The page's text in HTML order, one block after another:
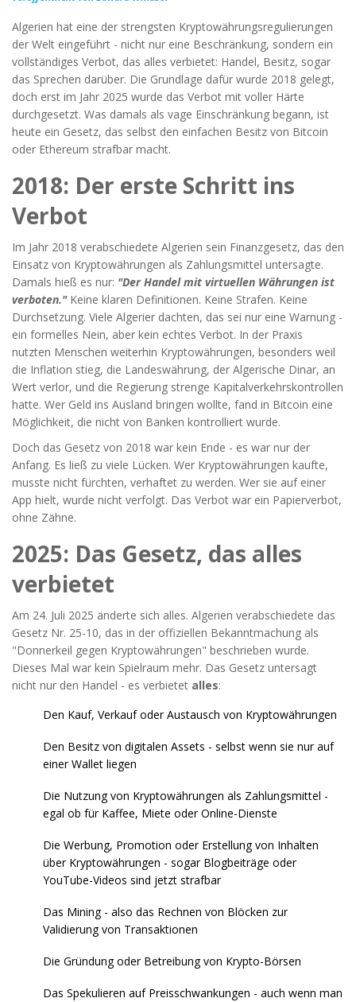
Algerien hat eine der strengsten Kryptowährungsregulierungen
der Welt eingeführt - nicht nur eine Beschränkung, sondern ein
vollständiges Verbot, das alles verbietet: Handel, Besitz, sogar
das Sprechen darüber. Die Grundlage dafür wurde 2018 gelegt,
doch erst im Jahr 2025 wurde das Verbot mit voller Härte
durchgesetzt. Was damals als vage Einschränkung begann, ist
heute ein Gesetz, das selbst den einfachen Besitz von Bitcoin
oder Ethereum strafbar macht.
2018: Der erste Schritt ins
Verbot
Im Jahr 2018 verabschiedete Algerien sein Finanzgesetz, das den
Einsatz von Kryptowährungen als Zahlungsmittel untersagte.
Damals hieß es nur: "Der Handel mit virtuellen Währungen ist
verboten."Keine klaren Definitionen. Keine Strafen. Keine
Durchsetzung. Viele Algerier dachten, das sei nur eine Warnung -
ein formelles Nein, aber kein echtes Verbot. In der Praxis
nutzten Menschen weiterhin Kryptowährungen, besonders weil
die Inflation stieg, die Landeswährung, der Algerische Dinar, an
Wert verlor, und die Regierung strenge Kapitalverkehrskontrollen
hatte. Wer Geld ins Ausland bringen wollte, fand in Bitcoin eine
Möglichkeit, die nicht von Banken kontrolliert wurde.
Doch das Gesetz von 2018 war kein Ende - es war nur der
Anfang. Es ließ zu viele Lücken. Wer Kryptowährungen kaufte,
musste nicht fürchten, verhaftet zu werden. Wer sie auf einer
App hielt, wurde nicht verfolgt. Das Verbot war ein Papierverbot,
ohne Zähne.
2025: Das Gesetz, das alles
verbietet
Am 24. Juli 2025 änderte sich alles. Algerien verabschiedete das
Gesetz Nr. 25-10, das in der offiziellen Bekanntmachung als
"Donnerkeil gegen Kryptowährungen" beschrieben wurde.
Dieses Mal war kein Spielraum mehr. Das Gesetz untersagt
nicht nur den Handel - es verbietet alles:
Den Kauf, Verkauf oder Austausch von Kryptowährungen
Den Besitz von digitalen Assets - selbst wenn sie nur auf
einer Wallet liegen
Die Nutzung von Kryptowährungen als Zahlungsmittel -
egal ob für Kaffee, Miete oder Online-Dienste
Die Werbung, Promotion oder Erstellung von Inhalten
über Kryptowährungen - sogar Blogbeiträge oder
YouTube-Videos sind jetzt strafbar
Das Mining - also das Rechnen von Blöcken zur
Validierung von Transaktionen
Die Gründung oder Betreibung von Krypto-Börsen
Das Spekulieren auf Preisschwankungen - auch wenn man